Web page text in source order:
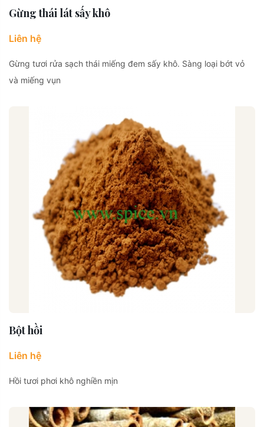
Gừng thái lát sấy khô
Liên hệ
Gừng tươi rửa sạch thái miếng đem sấy khô. Sàng loại bớt vỏ
và miếng vụn
Bột hồi
Liên hệ
Hồi tươi phơi khô nghiền mịn